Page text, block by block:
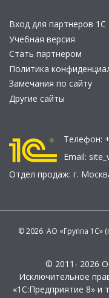
Вход для партнеров 1С
Учебная версия
Стать партнером
Политика
Замечания по сайту
Другие сайты
Телефон:
Email:
Отдел продаж: г.
© 2026 АО «Группа 1С»
© 2011- 2026
Исключительное
«1С:Предприятие 8» и